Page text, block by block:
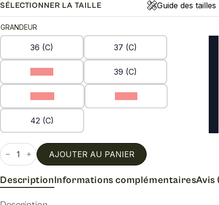
SÉLECTIONNER LA TAILLE Guide des tailles
GRANDEUR
36 (C) 37 (C)
39 (C)
42 (C)
quantité
de
D1326
AJOUTER AU PANIER
DescriptionInformations complémentairesAvis